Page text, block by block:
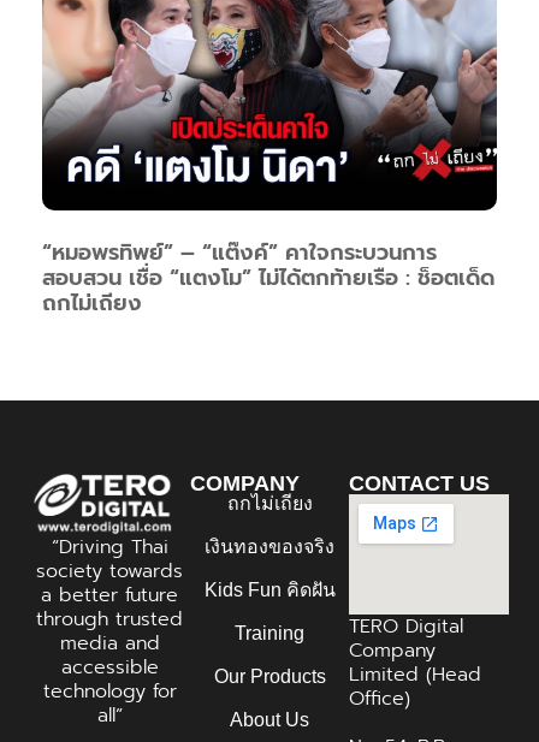
“หมอพรทิพย์” – “แต๊งค์” คาใจกระบวนการ
สอบสวน เชื่อ “แตงโม” ไม่ได้ตกท้ายเรือ : ช็อตเด็ด
ถกไม่เถียง
“Driving Thai
society towards
a better future
through trusted
media and
accessible
technology for
all”
COMPANY
ถกไม่เถียง
เงินทองของจริง
Kids Fun คิดฝัน
Training
Our Products
About Us
CONTACT US
TERO Digital
Company
Limited (Head
Office)